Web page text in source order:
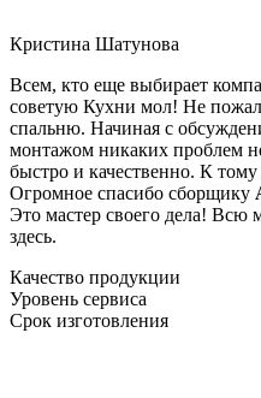
Кристина Шатунова
Всем, кто еще выбирает
советую Кухни мол! Не
спальню. Начиная с
монтажом никаких проблем
быстро и качественно. К
Огромное спасибо сборщику
Это мастер своего дела! Всю
здесь.
Качество продукции
Уровень сервиса
Срок изготовления